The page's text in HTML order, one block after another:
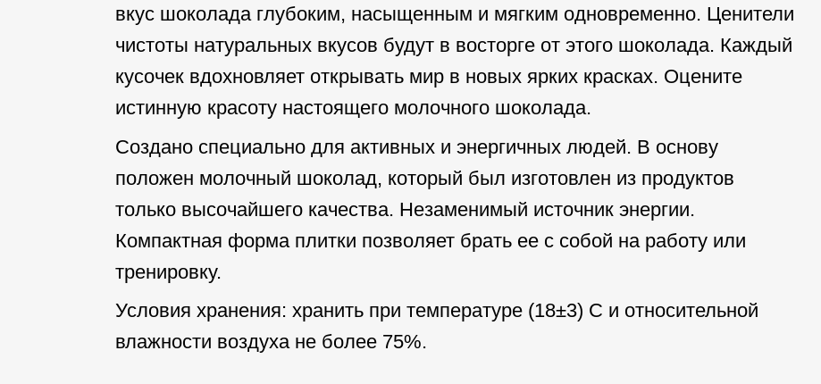
вкус шоколада глубоким, насыщенным и мягким одновременно. Ценители
чистоты натуральных вкусов будут в восторге от этого шоколада. Каждый
кусочек вдохновляет открывать мир в новых ярких красках. Оцените
истинную красоту настоящего молочного шоколада.
Создано специально для активных и энергичных людей. В основу
положен молочный шоколад, который был изготовлен из продуктов
только высочайшего качества. Незаменимый источник энергии.
Компактная форма плитки позволяет брать ее с собой на работу или
тренировку.
Условия хранения: хранить при температуре (18±3) С и относительной
влажности воздуха не более 75%.